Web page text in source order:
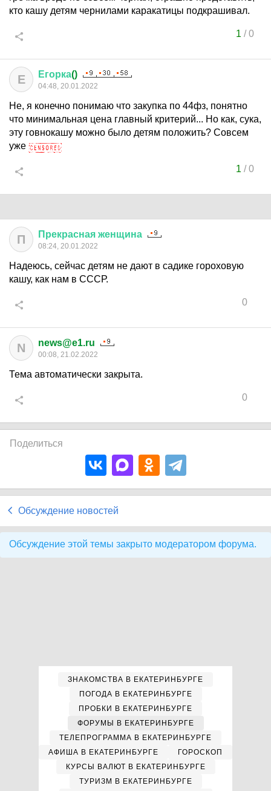
кто кашу детям чернилами каракатицы подкрашивал.
1 /0
Е Егорка()
04:48, 20.01.2022
Не, я конечно понимаю что закупка по 44фз, понятно
что минимальная цена главный критерий... Но как, сука,
эту говнокашу можно было детям положить? Совсем
уже
1 /0
П Прекрасная женщина
08:24, 20.01.2022
Надеюсь, сейчас детям не дают в садике гороховую
кашу, как нам в СССР.
0
N news@e1.ru
00:08, 21.02.2022
Тема автоматически закрыта.
0
Поделиться
Обсуждение новостей
Обсуждение этой темы закрыто модератором форума.
ЗНАКОМСТВА В ЕКАТЕРИНБУРГЕ
ПОГОДА В ЕКАТЕРИНБУРГЕ
ПРОБКИ В ЕКАТЕРИНБУРГЕ
ФОРУМЫ В ЕКАТЕРИНБУРГЕ
ТЕЛЕПРОГРАММА В ЕКАТЕРИНБУРГЕ
АФИША В ЕКАТЕРИНБУРГЕ
ГОРОСКОП
КУРСЫ ВАЛЮТ В ЕКАТЕРИНБУРГЕ
ТУРИЗМ В ЕКАТЕРИНБУРГЕ